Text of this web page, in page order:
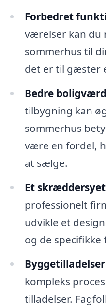
Forbedret
værelser kan du
sommerhus til
det er til gæster
Bedre
tilbygning kan
sommerhus
være en fordel,
at sælge.
Et
professionelt
udvikle et
og de specifikke
kompleks
tilladelser.